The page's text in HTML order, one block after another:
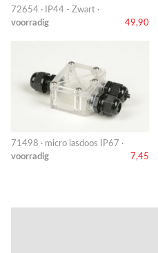
72654 · IP44 - Zwart ·
voorradig
49,90
71498 · micro lasdoos IP67 ·
voorradig
7,45